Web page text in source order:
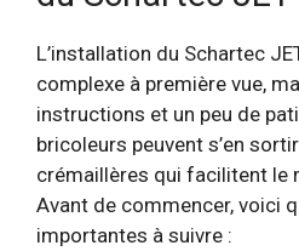
L’installation du Schartec
complexe à première vue,
instructions et un peu de
bricoleurs peuvent s’en
crémaillères qui facilitent le
Avant de commencer, voici
importantes à suivre :